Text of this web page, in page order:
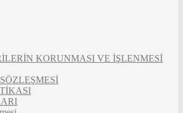
KORUNMASI VE İŞLENMESİ